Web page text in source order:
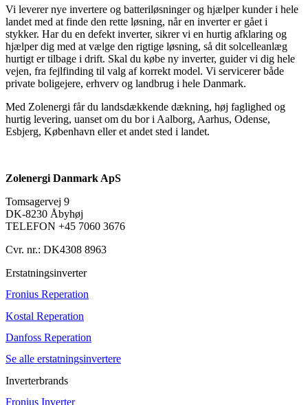
Vi leverer nye invertere og batteriløsninger og hjælper kunder i hele
landet med at finde den rette løsning, når en inverter er gået i
stykker. Har du en defekt inverter, sikrer vi en hurtig afklaring og
hjælper dig med at vælge den rigtige løsning, så dit solcelleanlæg
hurtigt er tilbage i drift. Skal du købe ny inverter, guider vi dig hele
vejen, fra fejlfinding til valg af korrekt model. Vi servicerer både
private boligejere, erhverv og landbrug i hele Danmark.
Med Zolenergi får du landsdækkende dækning, høj faglighed og
hurtig levering, uanset om du bor i Aalborg, Aarhus, Odense,
Esbjerg, København eller et andet sted i landet.
Zolenergi Danmark ApS
Tomsagervej 9
DK-8230 Åbyhøj
TELEFON +45 7060 3676
Cvr. nr.: DK4308 8963
Erstatningsinverter
Fronius Reperation
Kostal Reperation
Danfoss Reperation
Se alle erstatningsinvertere
Inverterbrands
Fronius Inverter